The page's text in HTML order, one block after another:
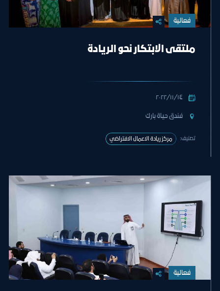
فعالية
ملتقى الابتكار نحو الريادة
١٤‏/١١‏/٢٠٢٢
فندق حياة بارك
تصنيف: مركز ريادة الاعمال الافتراضي
فعالية